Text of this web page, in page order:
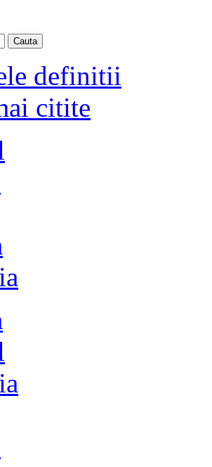
definitii
citite